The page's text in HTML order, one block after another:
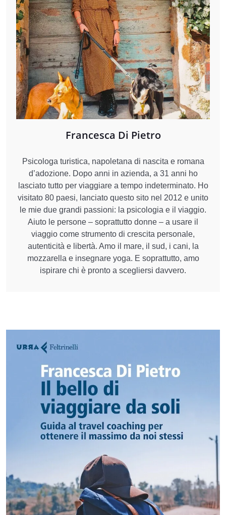
Francesca Di Pietro
Psicologa turistica, napoletana di nascita e romana
d’adozione. Dopo anni in azienda, a 31 anni ho
lasciato tutto per viaggiare a tempo indeterminato. Ho
visitato 80 paesi, lanciato questo sito nel 2012 e unito
le mie due grandi passioni: la psicologia e il viaggio.
Aiuto le persone – soprattutto donne – a usare il
viaggio come strumento di crescita personale,
autenticità e libertà. Amo il mare, il sud, i cani, la
mozzarella e insegnare yoga. E soprattutto, amo
ispirare chi è pronto a scegliersi davvero.